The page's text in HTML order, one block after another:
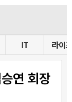
IT 라이프
연 회장